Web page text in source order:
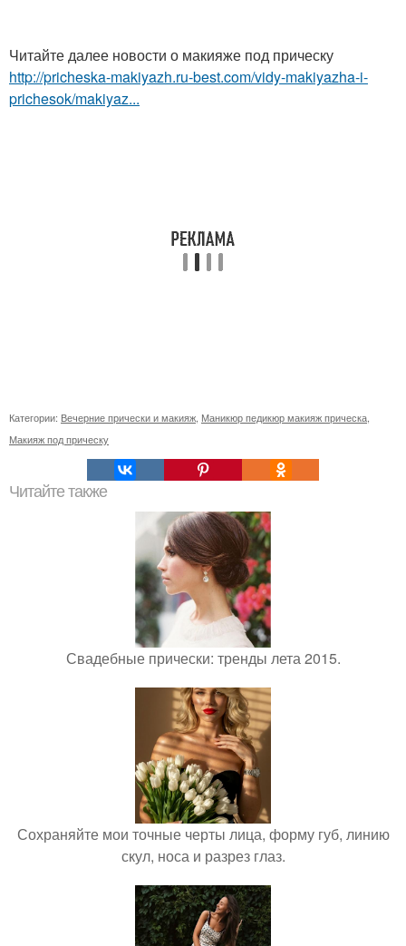
Читайте далее новости о макияже под прическу
http://pricheska-makiyazh.ru-best.com/vidy-makiyazha-i-
prichesok/makiyaz...
Категории: Вечерние прически и макияж Маникюр педикюр макияж прическа
Макияж под прическу
Читайте также
Свадебные прически: тренды лета 2015.
Сохраняйте мои точные черты лица, форму губ, линию
скул, носа и разрез глаз.